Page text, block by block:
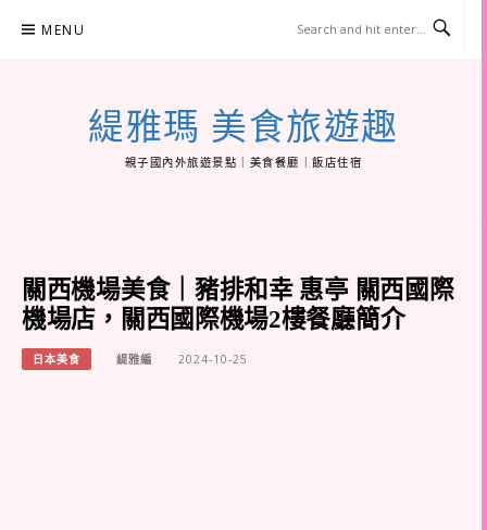
MENU
緹雅瑪 美食旅遊趣
親子國內外旅遊景點｜美食餐廳｜飯店住宿
關西機場美食｜豬排和幸 惠亭 關西國際
機場店，關西國際機場2樓餐廳簡介
日本美食 緹雅編 2024-10-25